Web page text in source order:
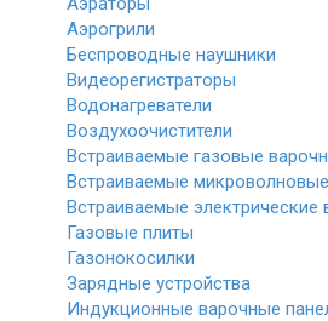
Аэрогрили
Беспроводные наушники
Видеорегистраторы
Водонагреватели
Воздухоочистители
Встраиваемые газовые
Встраиваемые
Встраиваемые электрические
Газовые плиты
Газонокосилки
Зарядные устройства
Индукционные варочные